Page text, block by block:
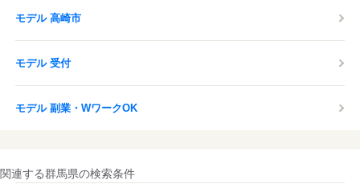
モデル 高崎市
モデル 受付
モデル 副業・WワークOK
関連する群馬県の検索条件